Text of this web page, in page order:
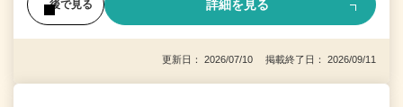
後で見る 詳細を見る
更新日： 2026/07/10 掲載終了日： 2026/09/11